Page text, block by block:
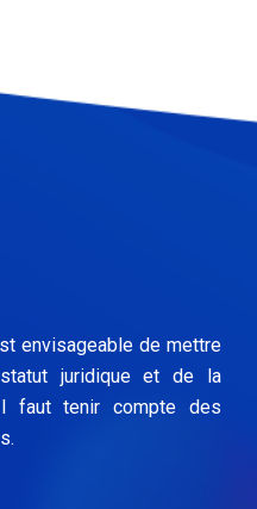
envisageable de mettre
juridique et de la
faut tenir compte des